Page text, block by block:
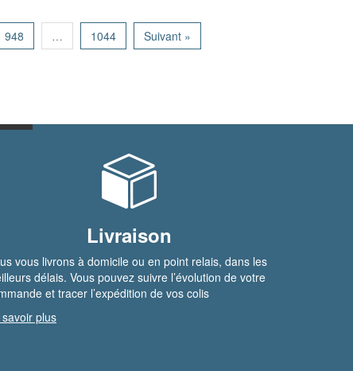
948 … 1044 Suivant »
Livraison
vous livrons à domicile ou en point relais, dans les
délais. Vous pouvez suivre l’évolution de votre
et tracer l’expédition de vos colis
savoir plus